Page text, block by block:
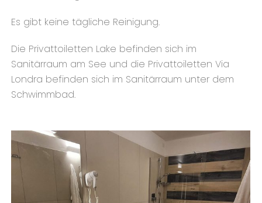
Es gibt keine tägliche Reinigung.
Die Privattoiletten Lake befinden sich im
Sanitärraum am See und die Privattoiletten Via
Londra befinden sich im Sanitärraum unter dem
Schwimmbad.